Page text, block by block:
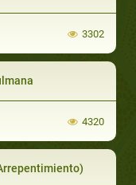
3302
4320